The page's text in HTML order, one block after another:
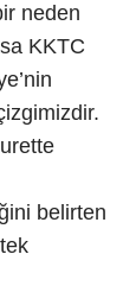
neden
KKTC
belirten